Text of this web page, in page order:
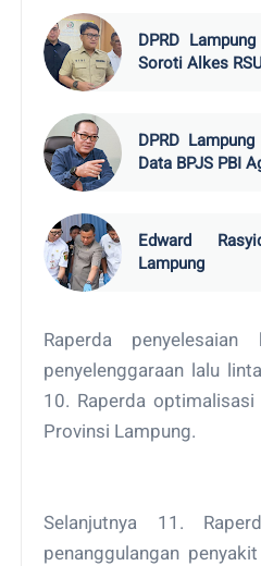
DPRD
Soroti Alkes
DPRD
Data BPJS PBI
Edward
Lampung
Raperda
penyelenggaraan lalu
10. Raperda
Provinsi Lampung.
Selanjutnya 11.
penanggulangan